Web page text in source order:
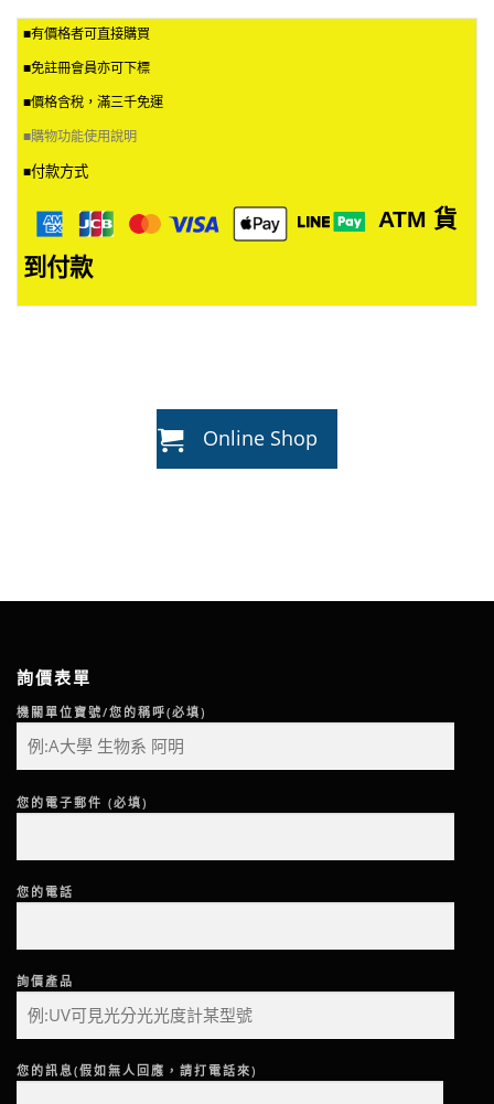
■有價格者可直接購買
■免註冊會員亦可下標
■價格含稅，滿三千免運
■購物功能使用說明
■付款方式
ATM 貨
到付款
Online Shop
詢價表單
機關單位寶號/您的稱呼(必填)
您的電子郵件 (必填)
您的電話
詢價產品
您的訊息(假如無人回應，請打電話來)